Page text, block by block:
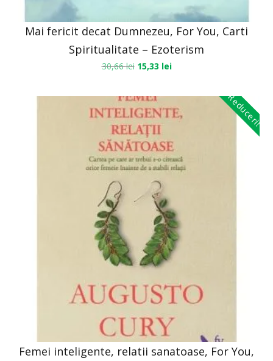
Mai fericit decat Dumnezeu, For You, Carti
Spiritualitate – Ezoterism
30,66lei 15,33 lei
Reduceri!
Femei inteligente, relatii sanatoase, For You,